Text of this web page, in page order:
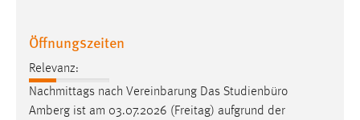
Öffnungszeiten
Relevanz:
Nachmittags nach Vereinbarung Das Studienbüro
Amberg ist am 03.07.2026 (Freitag) aufgrund der